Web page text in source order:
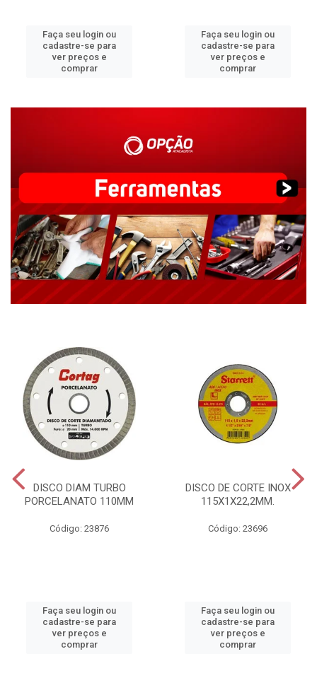
Faça seu login ou
cadastre-se para
ver preços e
comprar
Faça seu login ou
cadastre-se para
ver preços e
comprar
DISCO DIAM TURBO
PORCELANATO 110MM
Código: 23876
Faça seu login ou
cadastre-se para
ver preços e
comprar
DISCO DE CORTE INOX
115X1X22,2MM.
Código: 23696
Faça seu login ou
cadastre-se para
ver preços e
comprar